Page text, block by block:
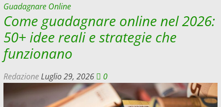
Guadagnare Online
Come guadagnare online nel 2026:
50+ idee reali e strategie che
funzionano
RedazioneLuglio 29, 2026 0